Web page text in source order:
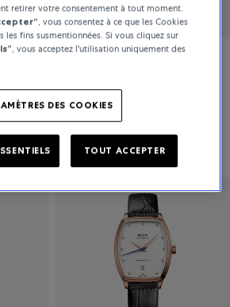
retirer votre consentement à tout moment.
, vous consentez à ce que les Cookies
les fins susmentionnées. Si vous cliquez sur
, vous acceptez l'utilisation uniquement des
DES COOKIES
TOUT ACCEPTER